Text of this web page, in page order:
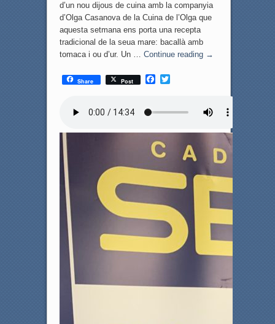
d’un nou dijous de cuina amb la companyia
d’Olga Casanova de la Cuina de l’Olga que
aquesta setmana ens porta una recepta
tradicional de la seua mare: bacallà amb
tomaca i ou d’ur. Un … Continue reading →
Share Post
F
o
k
T